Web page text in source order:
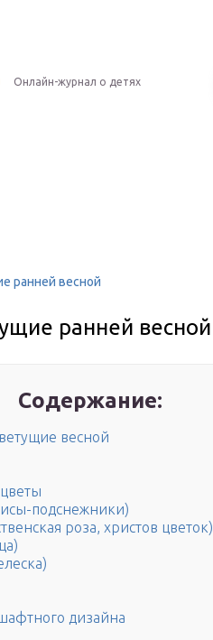
Онлайн-журнал о детях
ранней весной
ранней весной
Содержание:
весной
подснежники)
роза, христов цветок)
дизайна